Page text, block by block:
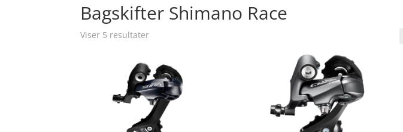
Bagskifter Shimano Race
Viser 5 resultater